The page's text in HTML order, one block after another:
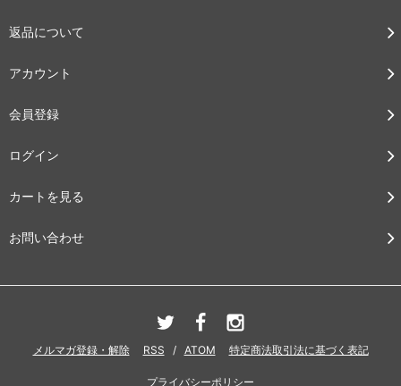
返品について
アカウント
会員登録
ログイン
カートを見る
お問い合わせ
メルマガ登録・解除 RSS / ATOM 特定商法取引法に基づく表記
プライバシーポリシー